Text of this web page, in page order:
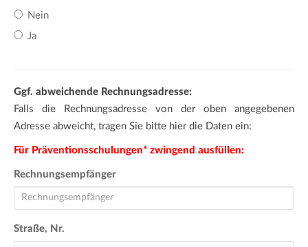
Nein
Ja
Ggf. abweichende Rechnungsadresse:
Falls die Rechnungsadresse von der oben angegebenen
Adresse abweicht, tragen Sie bitte hier die Daten ein:
Für Präventionsschulungen* zwingend ausfüllen:
Rechnungsempfänger
Straße, Nr.